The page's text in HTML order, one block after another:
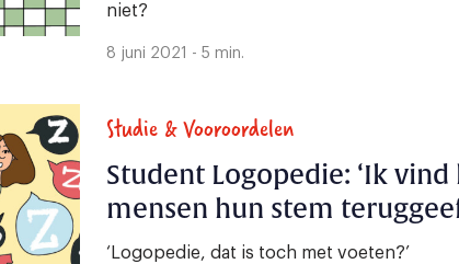
niet?
8 juni 2021 - 5 min.
Studie & Vooroordelen
Student Logopedie: ‘Ik
mensen hun stem
‘Logopedie, dat is toch met voeten?’